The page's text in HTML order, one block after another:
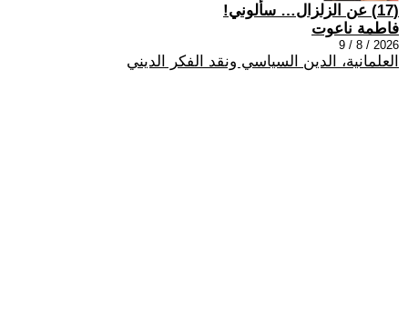
(17) عن الزلزال… سألوني!
فاطمة ناعوت
2026 / 8 / 9
العلمانية، الدين السياسي ونقد الفكر الديني